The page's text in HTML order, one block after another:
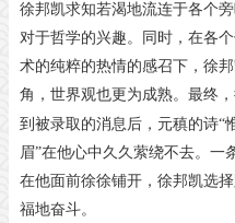
徐邦凯求知若渴地流连于各个
对于哲学的兴趣。同时，在各
术的纯粹的热情的感召下，徐
角，世界观也更为成熟。最终
到被录取的消息后，元稹的诗“
眉”在他心中久久萦绕不去。一
在他面前徐徐铺开，徐邦凯选
福地奋斗。